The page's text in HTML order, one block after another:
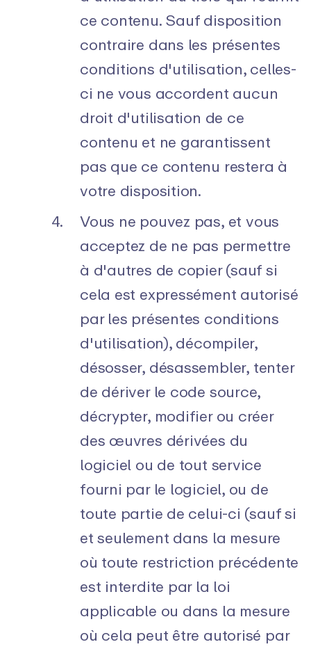
ce contenu. Sauf disposition
contraire dans les présentes
conditions d'utilisation, celles-
ci ne vous accordent aucun
droit d'utilisation de ce
contenu et ne garantissent
pas que ce contenu restera à
votre disposition.
Vous ne pouvez pas, et vous
acceptez de ne pas permettre
à d'autres de copier (sauf si
cela est expressément autorisé
par les présentes conditions
d'utilisation), décompiler,
désosser, désassembler, tenter
de dériver le code source,
décrypter, modifier ou créer
des œuvres dérivées du
logiciel ou de tout service
fourni par le logiciel, ou de
toute partie de celui-ci (sauf si
et seulement dans la mesure
où toute restriction précédente
est interdite par la loi
applicable ou dans la mesure
où cela peut être autorisé par